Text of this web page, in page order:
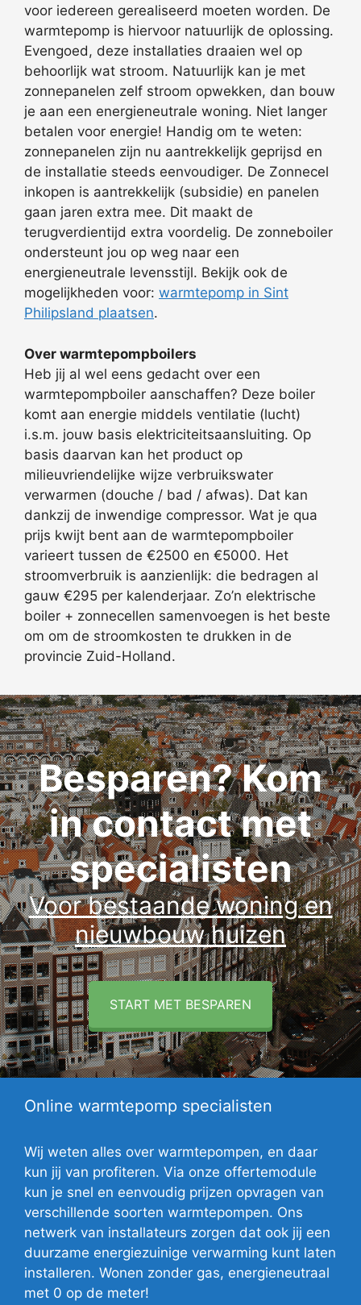
voor iedereen gerealiseerd moeten worden. De
warmtepomp is hiervoor natuurlijk de oplossing.
Evengoed, deze installaties draaien wel op
behoorlijk wat stroom. Natuurlijk kan je met
zonnepanelen zelf stroom opwekken, dan bouw
je aan een energieneutrale woning. Niet langer
betalen voor energie! Handig om te weten:
zonnepanelen zijn nu aantrekkelijk geprijsd en
de installatie steeds eenvoudiger. De Zonnecel
inkopen is aantrekkelijk (subsidie) en panelen
gaan jaren extra mee. Dit maakt de
terugverdientijd extra voordelig. De zonneboiler
ondersteunt jou op weg naar een
energieneutrale levensstijl. Bekijk ook de
mogelijkheden voor: warmtepomp in Sint
Philipsland plaatsen.
Over warmtepompboilers
Heb jij al wel eens gedacht over een
warmtepompboiler aanschaffen? Deze boiler
komt aan energie middels ventilatie (lucht)
i.s.m. jouw basis elektriciteitsaansluiting. Op
basis daarvan kan het product op
milieuvriendelijke wijze verbruikswater
verwarmen (douche / bad / afwas). Dat kan
dankzij de inwendige compressor. Wat je qua
prijs kwijt bent aan de warmtepompboiler
varieert tussen de €2500 en €5000. Het
stroomverbruik is aanzienlijk: die bedragen al
gauw €295 per kalenderjaar. Zo’n elektrische
boiler + zonnecellen samenvoegen is het beste
om om de stroomkosten te drukken in de
provincie Zuid-Holland.
Besparen? Kom
in contact met
specialisten
Voor bestaande woning en
nieuwbouw huizen
START MET BESPAREN
Online warmtepomp specialisten
Wij weten alles over warmtepompen, en daar
kun jij van profiteren. Via onze offertemodule
kun je snel en eenvoudig prijzen opvragen van
verschillende soorten warmtepompen. Ons
netwerk van installateurs zorgen dat ook jij een
duurzame energiezuinige verwarming kunt laten
installeren. Wonen zonder gas, energieneutraal
met 0 op de meter!